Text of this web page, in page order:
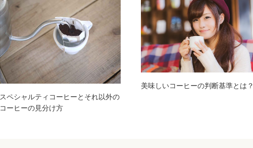
スペシャルティコーヒーとそれ以外の
コーヒーの見分け方
美味しいコーヒーの判断基準とは？